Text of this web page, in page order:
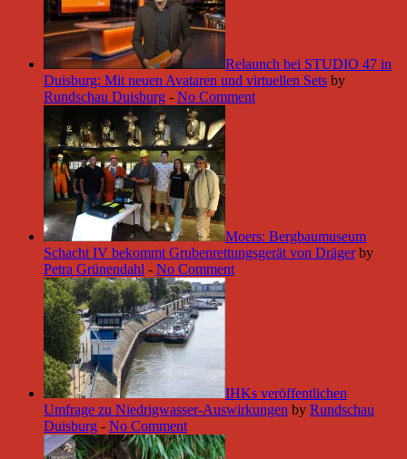
Relaunch bei STUDIO 47 in
Duisburg: Mit neuen Avataren und virtuellen Sets by
Rundschau Duisburg - No Comment
Moers: Bergbaumuseum
Schacht IV bekommt Grubenrettungsgerät von Dräger by
Petra Grünendahl - No Comment
IHKs veröffentlichen
Umfrage zu Niedrigwasser-Auswirkungen by Rundschau
Duisburg - No Comment